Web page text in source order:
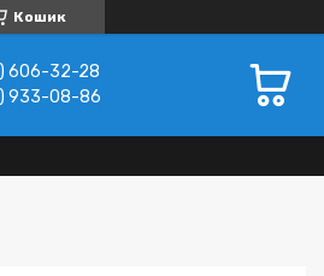
Кошик
606-32-28
933-08-86